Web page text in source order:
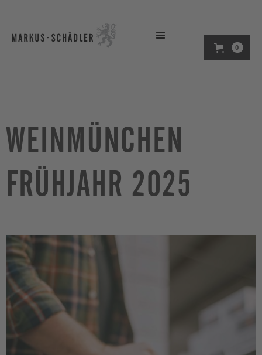
0
WEINMÜNCHEN
FRÜHJAHR 2025